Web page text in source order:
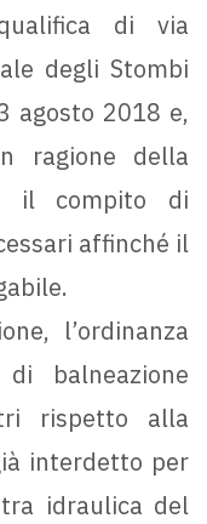
di via
degli Stombi
agosto 2018 e,
ragione della
il compito di
affinché il
l’ordinanza
balneazione
rispetto alla
interdetto per
idraulica del